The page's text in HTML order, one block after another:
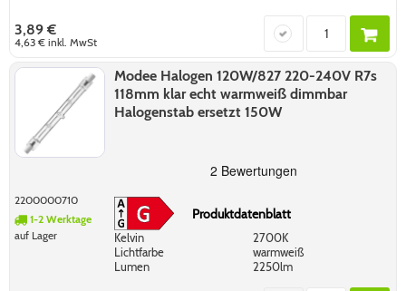
3,89 €
4,63 €inkl. MwSt
Modee Halogen 120W/827 220-240V R7s
118mm klar echt warmweiß dimmbar
Halogenstab ersetzt 150W
2200000710
1-2 Werktage
auf Lager
Produktdatenblatt
Kelvin
2700K
Lichtfarbe
warmweiß
Lumen
2250lm